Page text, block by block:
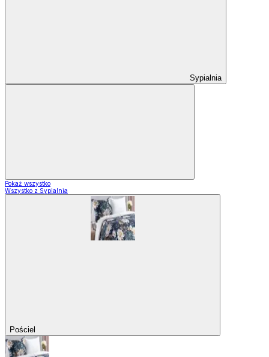
Sypialnia
Pokaż wszystko
Wszystko z Sypialnia
Pościel